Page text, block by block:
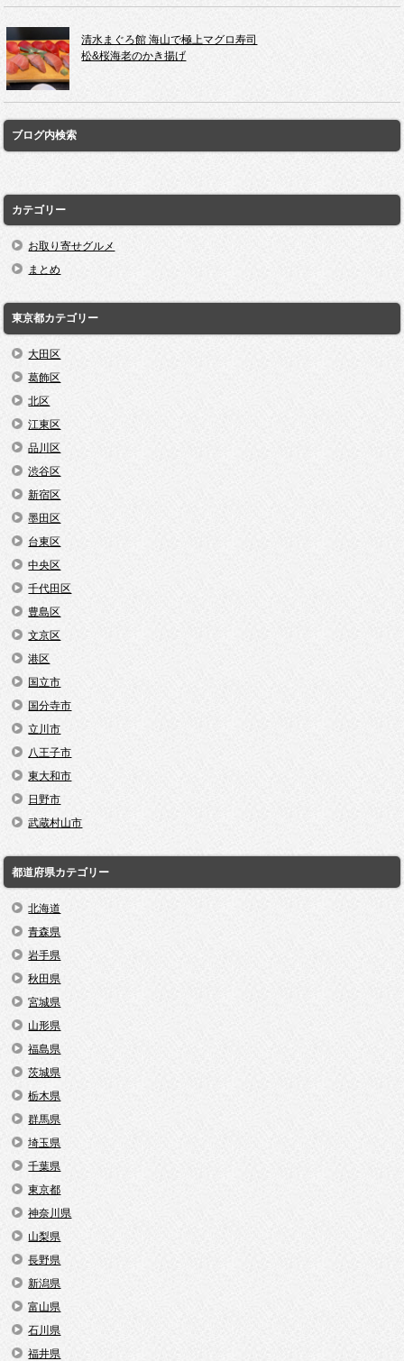
清水まぐろ館 海山で極上マグロ寿司
松&桜海老のかき揚げ
ブログ内検索
カテゴリー
お取り寄せグルメ
まとめ
東京都カテゴリー
大田区
葛飾区
北区
江東区
品川区
渋谷区
新宿区
墨田区
台東区
中央区
千代田区
豊島区
文京区
港区
国立市
国分寺市
立川市
八王子市
東大和市
日野市
武蔵村山市
都道府県カテゴリー
北海道
青森県
岩手県
秋田県
宮城県
山形県
福島県
茨城県
栃木県
群馬県
埼玉県
千葉県
東京都
神奈川県
山梨県
長野県
新潟県
富山県
石川県
福井県